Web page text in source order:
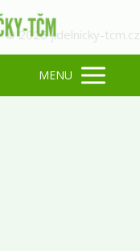
MENU
© 2026 jidelnicky-tcm.cz